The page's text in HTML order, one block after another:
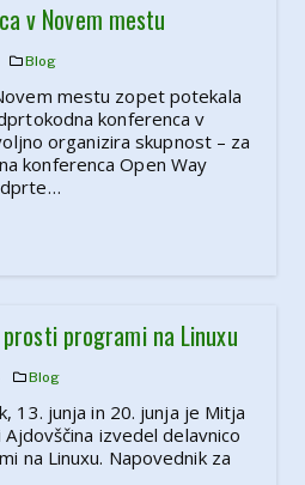
v Novem mestu
Blog
mestu zopet potekala
konferenca v
organizira skupnost – za
konferenca Open Way
programi na Linuxu
Blog
13. junja in 20. junja je Mitja
Ajdovščina izvedel delavnico
na Linuxu. Napovednik za